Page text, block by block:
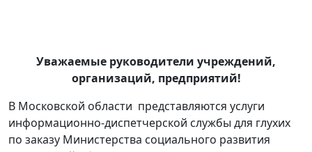
Уважаемые руководители учреждений,
организаций, предприятий!
В Московской области представляются услуги
информационно-диспетчерской службы для глухих
по заказу Министерства социального развития